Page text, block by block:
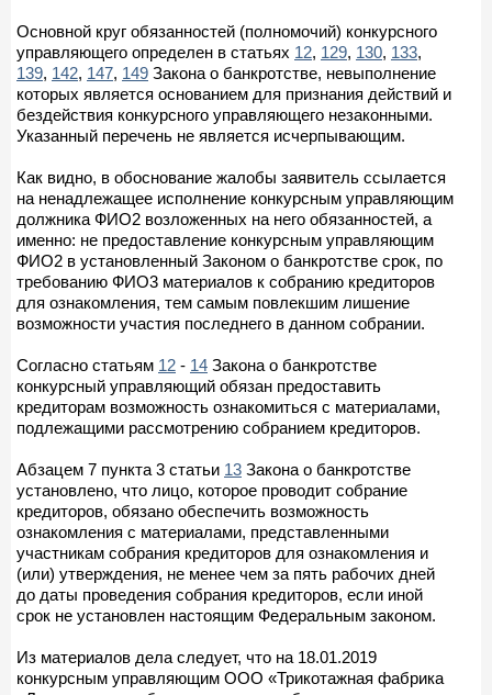
Основной круг обязанностей (полномочий) конкурсного
управляющего определен в статьях 12, 129, 130, 133,
139, 142, 147, 149 Закона о банкротстве, невыполнение
которых является основанием для признания действий и
бездействия конкурсного управляющего незаконными.
Указанный перечень не является исчерпывающим.
Как видно, в обоснование жалобы заявитель ссылается
на ненадлежащее исполнение конкурсным управляющим
должника ФИО2 возложенных на него обязанностей, а
именно: не предоставление конкурсным управляющим
ФИО2 в установленный Законом о банкротстве срок, по
требованию ФИО3 материалов к собранию кредиторов
для ознакомления, тем самым повлекшим лишение
возможности участия последнего в данном собрании.
Согласно статьям 12 - 14 Закона о банкротстве
конкурсный управляющий обязан предоставить
кредиторам возможность ознакомиться с материалами,
подлежащими рассмотрению собранием кредиторов.
Абзацем 7 пункта 3 статьи 13 Закона о банкротстве
установлено, что лицо, которое проводит собрание
кредиторов, обязано обеспечить возможность
ознакомления с материалами, представленными
участникам собрания кредиторов для ознакомления и
(или) утверждения, не менее чем за пять рабочих дней
до даты проведения собрания кредиторов, если иной
срок не установлен настоящим Федеральным законом.
Из материалов дела следует, что на 18.01.2019
конкурсным управляющим ООО «Трикотажная фабрика